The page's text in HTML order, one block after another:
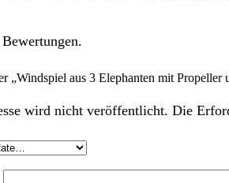
„Windspiel aus 3 Elephanten mit
wird nicht veröffentlicht. Die